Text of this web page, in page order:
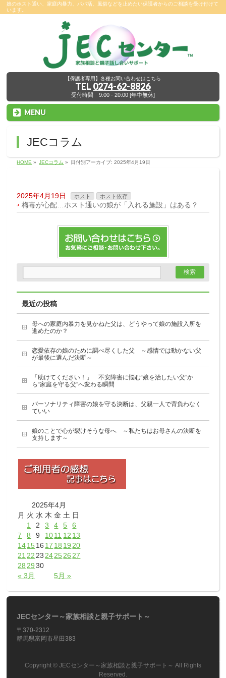
娘のホスト通い、家庭内暴力、パパ活、風俗などを止めたい保護者からのご相談を受け付けて
います。
【保護者専用】各種お問い合わせはこちら
TEL 0274-62-8826
受付時間 9:00 - 20:00 [年中無休]
MENU
JECコラム
HOME » JECコラム » 日付別アーカイブ: 2025年4月19日
2025年4月19日 ホスト ホスト依存
梅毒が心配…ホスト通いの娘が「入れる施設」はある？
最近の投稿
母への家庭内暴力を見かねた父は、どうやって娘の施設入所を
進めたのか？
恋愛依存の娘のために調べ尽くした父 ～感情では動かない父
が最後に選んだ決断～
「助けてください！」 不安障害に悩む“娘を治したい父”か
ら“家庭を守る父”へ変わる瞬間
パーソナリティ障害の娘を守る決断は、父親一人で背負わなく
ていい
娘のことで心が裂けそうな母へ ～私たちはお母さんの決断を
支持します～
2025年4月
月 火 水 木 金 土 日
« 3月 5月 »
1 2 3 4 5
6
7
8 9 1011 12 13
141516 17 18 19 20
21 22 23 242526 27
28 29 30
JECセンター～家族相談と親子サポート～
〒370-2312
群馬県富岡市星田383
Copyright © JECセンター～家族相談と親子サポート～ All Rights
Reserved.